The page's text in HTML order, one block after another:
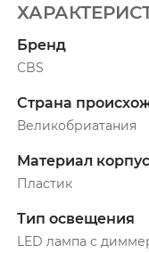
Бренд
CBS
Страна
Великобриатания
Материал
Пластик
Тип освещения
LED лампа с